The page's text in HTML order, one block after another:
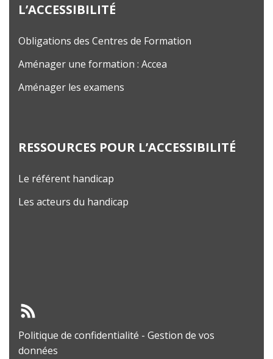
L’ACCESSIBILITÉ
Obligations des Centres de Formation
Aménager une formation : Accea
Aménager les examens
RESSOURCES POUR L’ACCESSIBILITÉ
Le référent handicap
Les acteurs du handicap
Politique de confidentialité - Gestion de vos
données